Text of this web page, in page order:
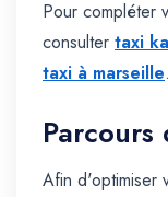
Pour compléter
consulter taxi
taxi à marseille.
Afin d'optimiser